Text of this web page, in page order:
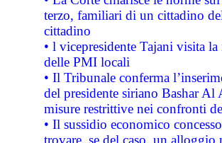
terzo, familiari di un cittadino
cittadino
• l vicepresidente Tajani visita
delle PMI locali
• Il Tribunale conferma
del presidente siriano Bashar Al
misure restrittive nei confronti
• Il sussidio economico
trovare, se del caso, un